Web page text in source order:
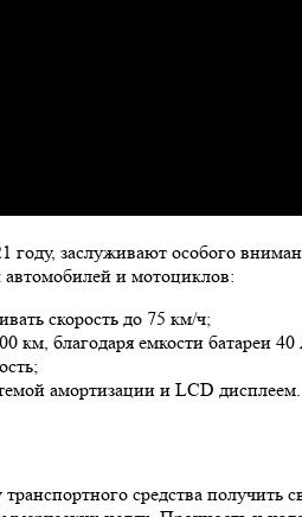
заслуживают особого
автомобилей и мотоциклов:
скорость до 75 км/ч;
км, благодаря емкости батареи
амортизации и LCD дисплеем.
средства получить